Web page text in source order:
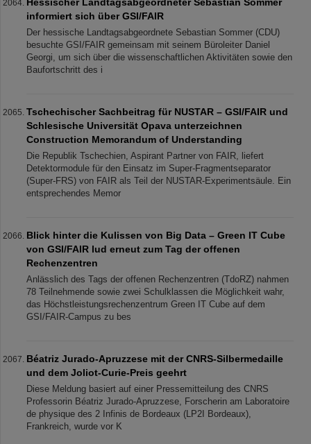
informiert sich über GSI/FAIR
Der hessische Landtagsabgeordnete Sebastian Sommer (CDU)
besuchte GSI/FAIR gemeinsam mit seinem Büroleiter Daniel
Georgi, um sich über die wissenschaftlichen Aktivitäten sowie den
Baufortschritt des i
Tschechischer Sachbeitrag für NUSTAR – GSI/FAIR und
Schlesische Universität Opava unterzeichnen
Construction Memorandum of Understanding
Die Republik Tschechien, Aspirant Partner von FAIR, liefert
Detektormodule für den Einsatz im Super-Fragmentseparator
(Super-FRS) von FAIR als Teil der NUSTAR-Experimentsäule. Ein
entsprechendes Memor
Blick hinter die Kulissen von Big Data – Green IT Cube
von GSI/FAIR lud erneut zum Tag der offenen
Rechenzentren
Anlässlich des Tags der offenen Rechenzentren (TdoRZ) nahmen
78 Teilnehmende sowie zwei Schulklassen die Möglichkeit wahr,
das Höchstleistungsrechenzentrum Green IT Cube auf dem
GSI/FAIR-Campus zu bes
Béatriz Jurado-Apruzzese mit der CNRS-Silbermedaille
und dem Joliot-Curie-Preis geehrt
Diese Meldung basiert auf einer Pressemitteilung des CNRS
Professorin Béatriz Jurado-Apruzzese, Forscherin am Laboratoire
de physique des 2 Infinis de Bordeaux (LP2I Bordeaux),
Frankreich, wurde vor K